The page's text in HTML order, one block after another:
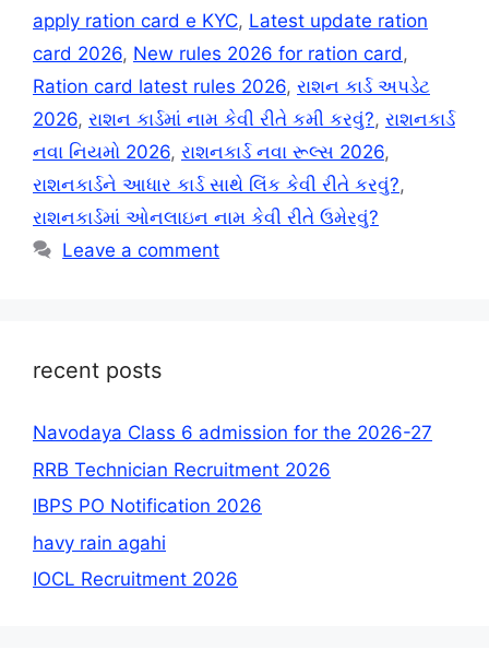
apply ration card e KYC, Latest update ration
card 2026, New rules 2026 for ration card,
Ration card latest rules 2026, રાશન કાર્ડ અપડેટ
2026, રાશન કાર્ડમાં નામ કેવી રીતે કમી કરવું?, રાશનકાર્ડ
નવા નિયમો 2026, રાશનકાર્ડ નવા રૂલ્સ 2026,
રાશનકાર્ડને આધાર કાર્ડ સાથે લિંક કેવી રીતે કરવું?,
રાશનકાર્ડમાં ઓનલાઇન નામ કેવી રીતે ઉમેરવું?
Leave a comment
recent posts
Navodaya Class 6 admission for the 2026-27
RRB Technician Recruitment 2026
IBPS PO Notification 2026
havy rain agahi
IOCL Recruitment 2026